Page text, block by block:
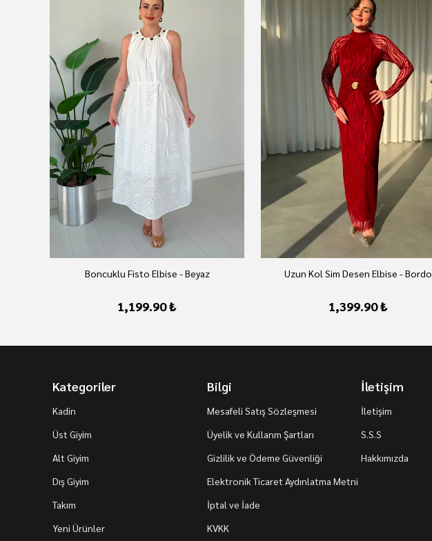
Boncuklu Fisto Elbise - Beyaz
1,199.90 ₺
Uzun Kol Sim Desen Elbise - Bordo
1,399.90 ₺
Kategoriler
Kadin
Üst Giyim
Alt Giyim
Dış Giyim
Takım
Yeni Ürünler
Bilgi
Mesafeli Satış Sözleşmesi
Üyelik ve Kullanm Şartları
Gizlilik ve Ödeme Güvenliği
Elektronik Ticaret Aydınlatma Metni
İptal ve İade
KVKK
İletişim
İletişim
S.S.S
Hakkımızda